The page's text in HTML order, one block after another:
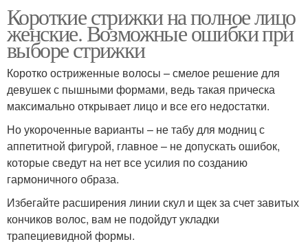
Короткие стрижки на полное лицо
женские. Возможные ошибки при
выборе стрижки
Коротко остриженные волосы – смелое решение для
девушек с пышными формами, ведь такая прическа
максимально открывает лицо и все его недостатки.
Но укороченные варианты – не табу для модниц с
аппетитной фигурой, главное – не допускать ошибок,
которые сведут на нет все усилия по созданию
гармоничного образа.
Избегайте расширения линии скул и щек за счет завитых
кончиков волос, вам не подойдут укладки
трапециевидной формы.